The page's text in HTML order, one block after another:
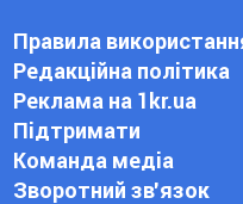
Правила
Редакційна політика
Реклама на 1kr.ua
Підтримати
Команда медіа
Зворотний зв'язок